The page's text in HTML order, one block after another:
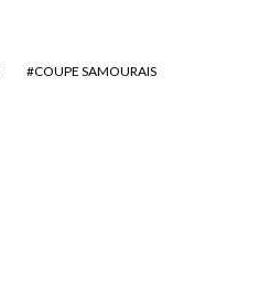
COUPE SAMOURAIS